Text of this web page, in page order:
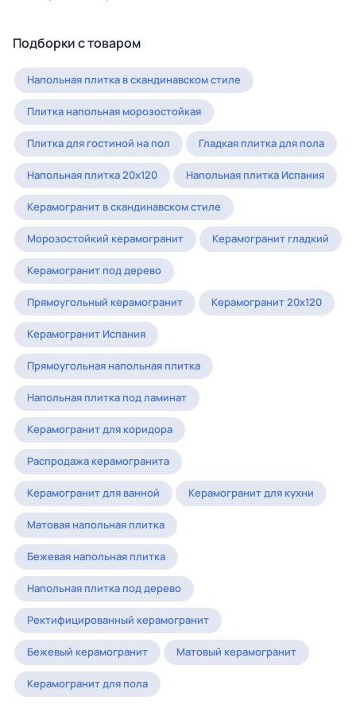
Подборки с товаром
Напольная плитка в скандинавском стиле
Плитка напольная морозостойкая
Плитка для гостиной на пол Гладкая плитка для пола
Напольная плитка 20x120 Напольная плитка Испания
Керамогранит в скандинавском стиле
Морозостойкий керамогранит Керамогранит гладкий
Керамогранит под дерево
Прямоугольный керамогранит Керамогранит 20x120
Керамогранит Испания
Прямоугольная напольная плитка
Напольная плитка под ламинат
Керамогранит для коридора
Распродажа керамогранита
Керамогранит для ванной Керамогранит для кухни
Матовая напольная плитка
Бежевая напольная плитка
Напольная плитка под дерево
Ректифицированный керамогранит
Бежевый керамогранит Матовый керамогранит
Керамогранит для пола